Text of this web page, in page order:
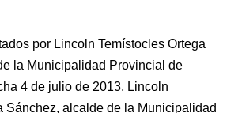
por Lincoln Temístocles Ortega
la Municipalidad Provincial de
4 de julio de 2013, Lincoln
Sánchez, alcalde de la Municipalidad